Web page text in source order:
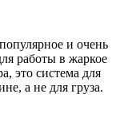
и очень
работы в жаркое
это система для
а не для груза.